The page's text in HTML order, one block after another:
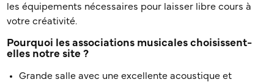
les équipements nécessaires pour laisser libre cours à
votre créativité.
Pourquoi les associations musicales choisissent-
elles notre site ?
Grande salle avec une excellente acoustique et